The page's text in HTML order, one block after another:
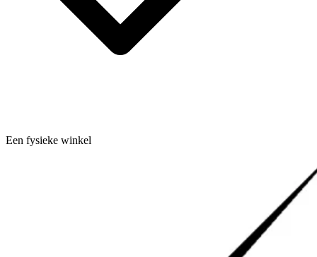
Een fysieke winkel